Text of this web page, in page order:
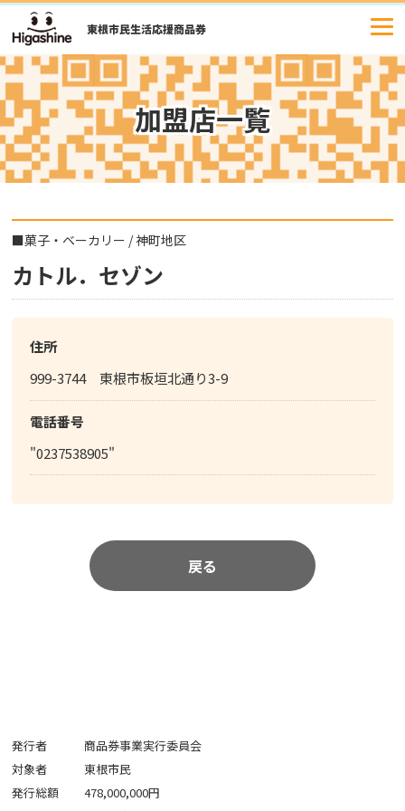
コ
ン
テ
ン
ツ
へ
ス
キ
ッ
加盟店一覧
■菓子・ベーカリー /神町地区
カトル．セゾン
住所
999-3744 東根市板垣北通り3-9
電話番号
"0237538905"
戻る
発行者
商品券事業実行委員会
対象者
東根市民
発行総額
478,000,000円